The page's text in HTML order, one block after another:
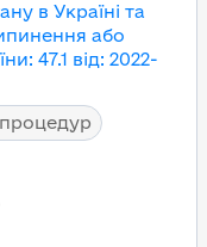
в Україні та
або
: 47.1 від: 2022-